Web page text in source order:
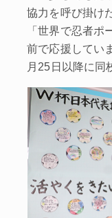
協力を呼び掛け
「世界で忍者
前で応援してい
月25日以降に同